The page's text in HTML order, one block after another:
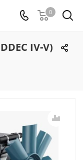
0
IV-V)